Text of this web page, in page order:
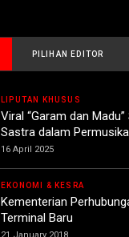
PILIHAN EDITOR
LIPUTAN KHUSUS
Viral “Garam dan
Sastra dalam
16 April 2025
EKONOMI & KESRA
Kementerian
Terminal Baru